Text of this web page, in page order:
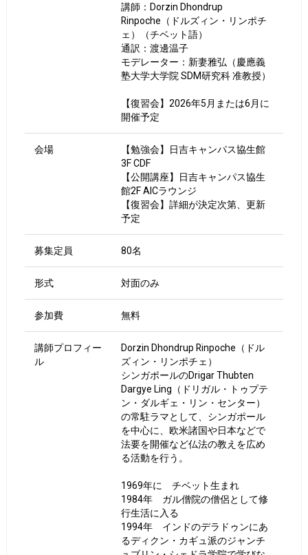
講師：Dorzin Dhondrup
Rinpoche（ドルズィン・リンポチ
ェ）（チベット語）
通訳：渡邊温子
モデレーター：新妻雅弘（慶應義
塾大学大学院 SDM研究科 准教授）
【復習会】2026年5月または6月に
開催予定
会場
【勉強会】日吉キャンパス協生館
3F CDF
【公開講座】日吉キャンパス協生
館2F AICラウンジ
【復習会】詳細が決定次第、更新
予定
募集定員 80名
形式 対面のみ
参加費 無料
講師プロフィー
ル
Dorzin Dhondrup Rinpoche（ドル
ズィン・リンポチェ）
シンガポールのDrigar Thubten
Dargye Ling（ドリガル・トゥプテ
ン・ダルギェ・リン・センター）
の常駐ラマとして、シンガポール
を中心に、欧米諸国や日本などで
法要を開催など仏法の教えを広め
る活動を行う。
1969年に チベット生まれ
1984年 ガル僧院の僧侶として修
行生活に入る
1994年 インドのデラドゥンにあ
るディクン・カギュ派のジャンチ